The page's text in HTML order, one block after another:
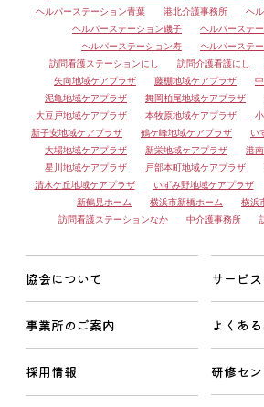
ヘルパーステーション青葉
港北介護事務所
ヘ
ヘルパーステーション磯子
ヘルパーステ
ヘルパーステーション寿
ヘルパーステー
訪問看護ステーションにし
訪問介護看護にし
矢向地域ケアプラザ
藤棚地域ケアプラザ
泥亀地域ケアプラザ
舞岡柏尾地域ケアプラザ
大豆戸地域ケアプラザ
本牧原地域ケアプラザ
新子安地域ケアプラザ
鶴ケ峰地域ケアプラザ
い
大場地域ケアプラザ
新栄地域ケアプラザ
港
星川地域ケアプラザ
戸部本町地域ケアプラザ
清水ケ丘地域ケアプラザ
いずみ野地域ケアプラザ
新鶴見ホーム
横浜市新橋ホーム
横浜
訪問看護ステーションなか
中介護事務所
協会について サービ
事業所のご案内 よくあ
採用情報 研修セ